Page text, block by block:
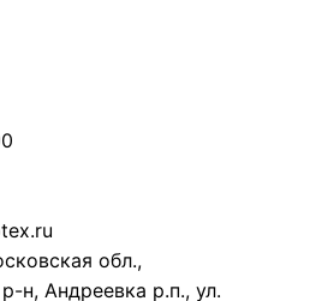
обл.,
н, Андреевка р.п., ул.